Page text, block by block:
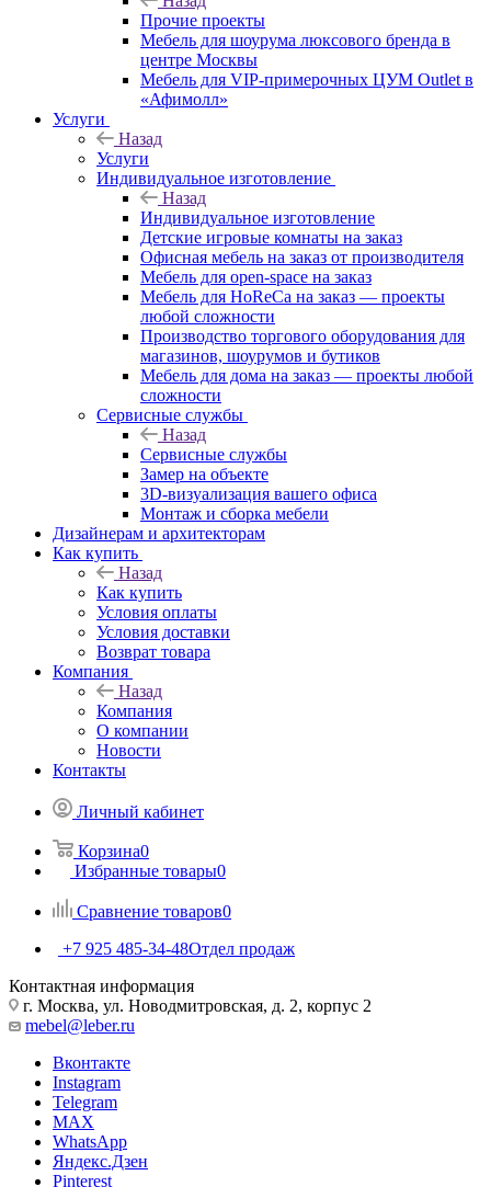
Прочие проекты
Мебель для шоурума люксового бренда в
центре Москвы
Мебель для VIP-примерочных ЦУМ Outlet в
«Афимолл»
Услуги
Назад
Услуги
Индивидуальное изготовление
Назад
Индивидуальное изготовление
Детские игровые комнаты на заказ
Офисная мебель на заказ от производителя
Мебель для open-space на заказ
Мебель для HoReCa на заказ — проекты
любой сложности
Производство торгового оборудования для
магазинов, шоурумов и бутиков
Мебель для дома на заказ — проекты любой
сложности
Сервисные службы
Назад
Сервисные службы
Замер на объекте
3D-визуализация вашего офиса
Монтаж и сборка мебели
Дизайнерам и архитекторам
Как купить
Назад
Как купить
Условия оплаты
Условия доставки
Возврат товара
Компания
Назад
Компания
О компании
Новости
Контакты
Личный кабинет
Корзина0
Избранные товары0
Сравнение товаров0
+7 925 485-34-48Отдел продаж
Контактная информация
г. Москва, ул. Новодмитровская, д. 2, корпус 2
mebel@leber.ru
Вконтакте
Instagram
Telegram
MAX
WhatsApp
Яндекс.Дзен
Pinterest